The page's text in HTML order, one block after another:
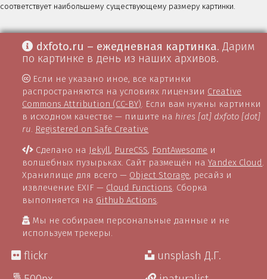
соответствует наибольшему существующему размеру картинки.
dxfoto.ru – ежедневная картинка. Дарим
по картинке в день из наших архивов.
Если не указано иное, все картинки
распространяются на условиях лицензии Creative
Commons Attribution (CC-BY). Если вам нужны картинки
в исходном качестве — пишите на hires [at] dxfoto [dot]
ru. Registered on Safe Creative
Сделано на Jekyll, PureCSS, FontAwesome и
волшебных пузырьках. Сайт размещён наYandex Cloud
Хранилище для всего — Object Storage, ресайз и
извлечение EXIF — Cloud Functions . Сборка
выполняется на Github Actions
Мы не собираем персональные данные и не
используем трекеры.
flickr
unsplash Д.Г.